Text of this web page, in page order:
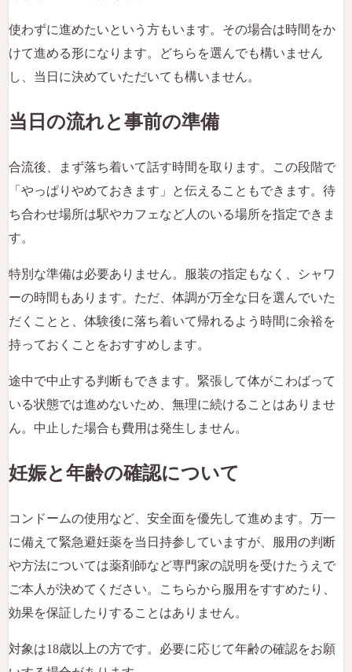
使わずに進めたいという方もいます。その場合は時間をか
けて進める形になります。どちらを選んでも構いません
し、当日に決めていただいても構いません。
当日の流れと事前の準備
合流後、まず落ち着いて話す時間を取ります。この段階で
「やっぱりやめておきます」と伝えることもできます。待
ち合わせ場所は駅やカフェなど人のいる場所を指定できま
す。
特別な準備は必要ありません。服装の指定もなく、シャワ
ーの時間もあります。ただ、体調が万全な日を選んでいた
だくことと、体験後に落ち着いて帰れるよう時間に余裕を
持っておくことをおすすめします。
途中で中止する判断もできます。緊張して体がこわばって
いる状態では進めないため、無理に続けることはありませ
ん。中止した場合も費用は発生しません。
妊娠と年齢の確認について
コンドームの使用など、安全面を優先して進めます。万一
に備えて緊急避妊薬を当日持参していますが、服用の判断
や方法については薬剤師など専門家の説明を受けたうえで
ご本人が決めてください。こちらから服用をすすめたり、
効果を保証したりすることはありません。
対象は18歳以上の方です。必要に応じて年齢の確認をお願